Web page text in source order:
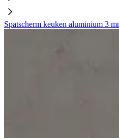
Spatscherm keuken aluminium 3